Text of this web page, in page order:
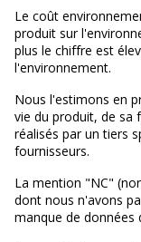
Le coût
produit sur
plus le chiffre est
l'environnement.
Nous l'estimons en
vie du produit, de sa
réalisés par un tiers
fournisseurs.
La mention "NC"
dont nous n'avons
manque de données